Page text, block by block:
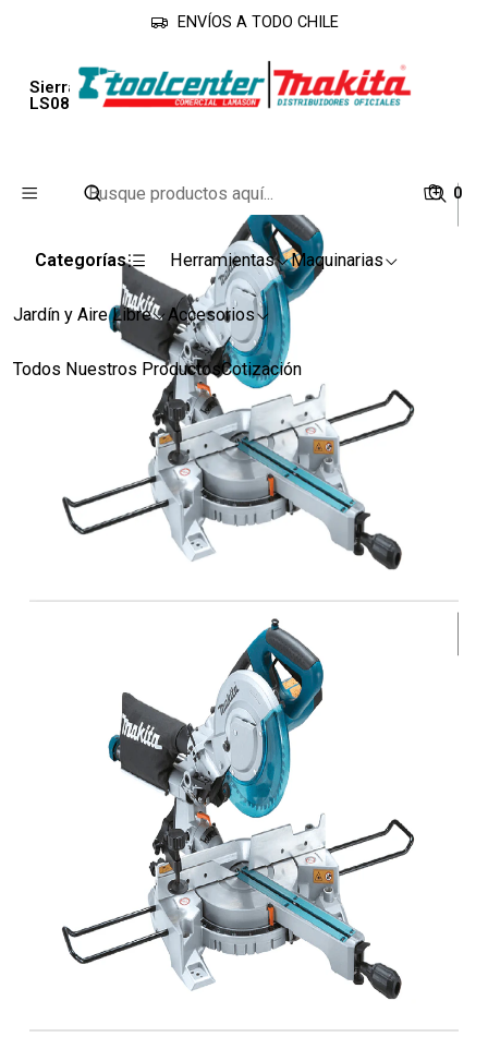
0
Categorías Herramientas Maquinarias
Jardín y Aire Libre Accesorios
Todos Nuestros ProductosCotización
ENVÍOS A TODO CHILE
Línea Industrial
Sierras
Sierra Ingletadora de 8-1/2'' (216 mm.) con laser
LS0815FL Makita